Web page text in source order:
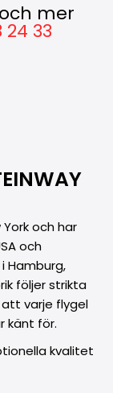
mer
33
och har
och
Hamburg,
följer strikta
varje flygel
känt för.
kvalitet